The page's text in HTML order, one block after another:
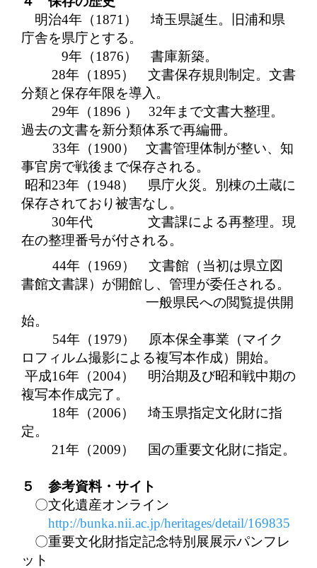
明治4年（1871）
埼玉県誕生。旧浦和県
庁舎を県庁とする。
9年（1876） 書庫新築。
28年（1895） 文書保存規則制定。文書
分類と保存年限を導入。
29年（1896 ） 32年まで文書大整理。
過去の文書を新分類体系で再編冊。
33年（1900）
文書管理体制が整い、知
事官房で戦後まで保存される。
昭和23年（1948）
県庁火災。別棟の土蔵に
保存されており被害なし。
30年代
文書課による再整理。現
在の整理番号が付される。
44年（1969）
文書館（当初は県立図
書館文書課）が開館し、管理が委任される。
一般県民への閲覧提供開
始。
54年（1979） 原本保全事業（マイク
ロフィルム撮影による複写本作成）開始。
平成16年（2004） 明治期及び昭和戦中期の
複写本作成完了。
18年（2006） 埼玉県指定文化財に指
定。
21年（2009） 国の重要文化財に指定。
５ 参考資料・サイト
〇文化遺産オンライン
http://bunka.nii.ac.jp/heritages/detail/169835
〇重要文化財指定記念特別展展示パンフレ
ット